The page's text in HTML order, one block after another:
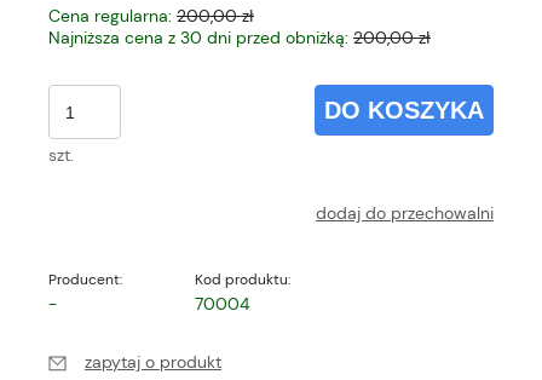
Cena regularna: 200,00 zł
Najniższa cena z 30 dni przed obniżką: 200,00 zł
szt.
DO KOSZYKA
dodaj do przechowalni
Producent:
-
Kod produktu:
70004
zapytaj o produkt